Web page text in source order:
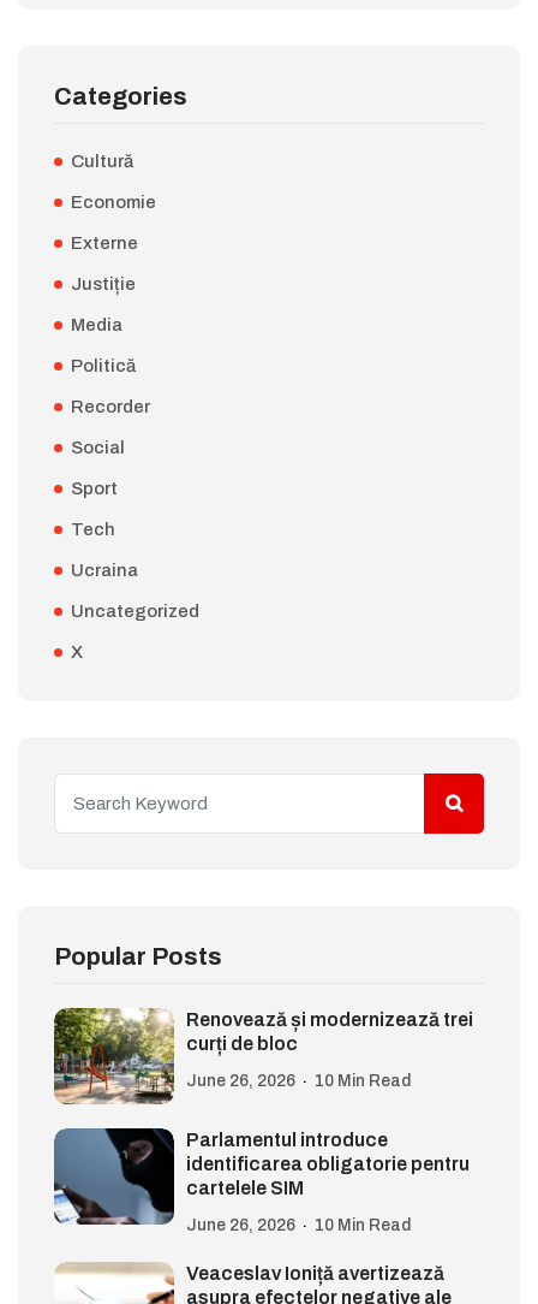
Categories
Cultură
Economie
Externe
Justiție
Media
Politică
Recorder
Social
Sport
Tech
Ucraina
Uncategorized
X
Popular Posts
Renovează și modernizează trei
curți de bloc
June 26, 2026 10 Min Read
Parlamentul introduce
identificarea obligatorie pentru
cartelele SIM
June 26, 2026 10 Min Read
Veaceslav Ioniță avertizează
asupra efectelor negative ale